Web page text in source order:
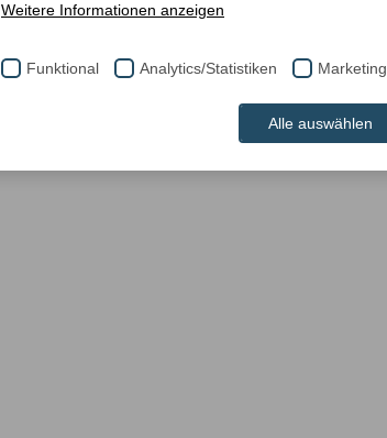
Weitere Informationen anzeigen
Funktional Analytics/Statistiken Marketing
Alle auswählen